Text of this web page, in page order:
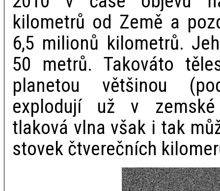
kilometrů od Země a
6,5 milionů kilometrů.
50 metrů. Takováto
planetou většinou
explodují už v
tlaková vlna však i tak
stovek čtverečních